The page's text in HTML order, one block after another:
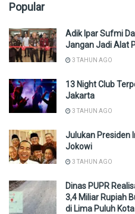
Popular
Adik Ipar Sufmi
Jangan Jadi Alat
3 TAHUN AGO
13 Night Club
Jakarta
3 TAHUN AGO
Julukan Presiden
Jokowi
3 TAHUN AGO
Dinas PUPR
3,4 Miliar Rupiah
di Lima Puluh Kota